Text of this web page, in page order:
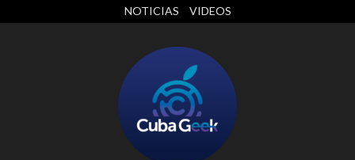
NOTICIAS VIDEOS